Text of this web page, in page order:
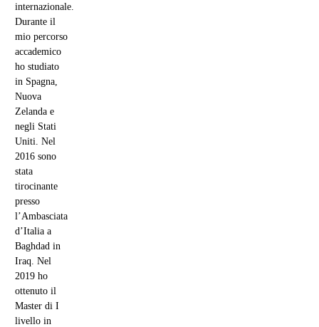
internazionale.
Durante il
mio percorso
accademico
ho studiato
in Spagna,
Nuova
Zelanda e
negli Stati
Uniti. Nel
2016 sono
stata
tirocinante
presso
l’Ambasciata
d’Italia a
Baghdad in
Iraq. Nel
2019 ho
ottenuto il
Master di I
livello in